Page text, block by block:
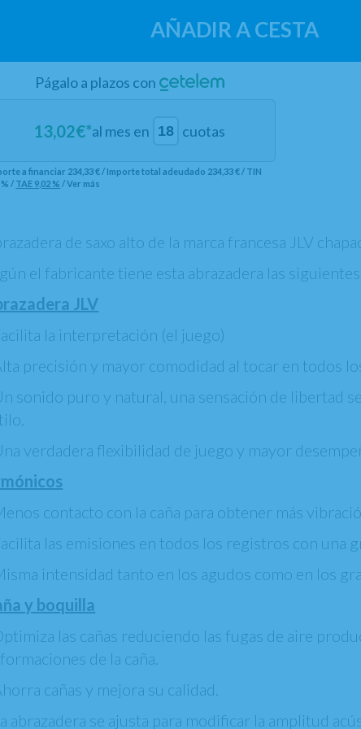
AÑADIR A CESTA
Págalo a plazos con
13,02€*al mes en cuotas
a financiar 234,33 €/ Importe total adeudado 234,33 €/ TIN
/ TAE 9,02 % /Ver más
de saxo alto de la marca francesa JLV
el fabricante tiene esta abrazadera las
JLV
la interpretación (el juego)
precisión y mayor comodidad al tocar en todos
sonido puro y natural, una sensación de libertad
verdadera flexibilidad de juego y mayor
contacto con la caña para obtener más
las emisiones en todos los registros con una
intensidad tanto en los agudos como en los
y boquilla
las cañas reduciendo las fugas de aire
de la caña.
cañas y mejora su calidad.
abrazadera se ajusta para modificar la amplitud